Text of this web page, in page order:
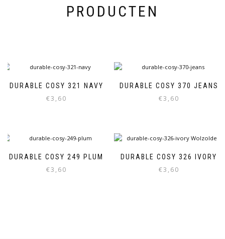
PRODUCTEN
DURABLE COSY 321 NAVY
€3,60
DURABLE COSY 370 JEANS
€3,60
DURABLE COSY 249 PLUM
€3,60
DURABLE COSY 326 IVORY
€3,60